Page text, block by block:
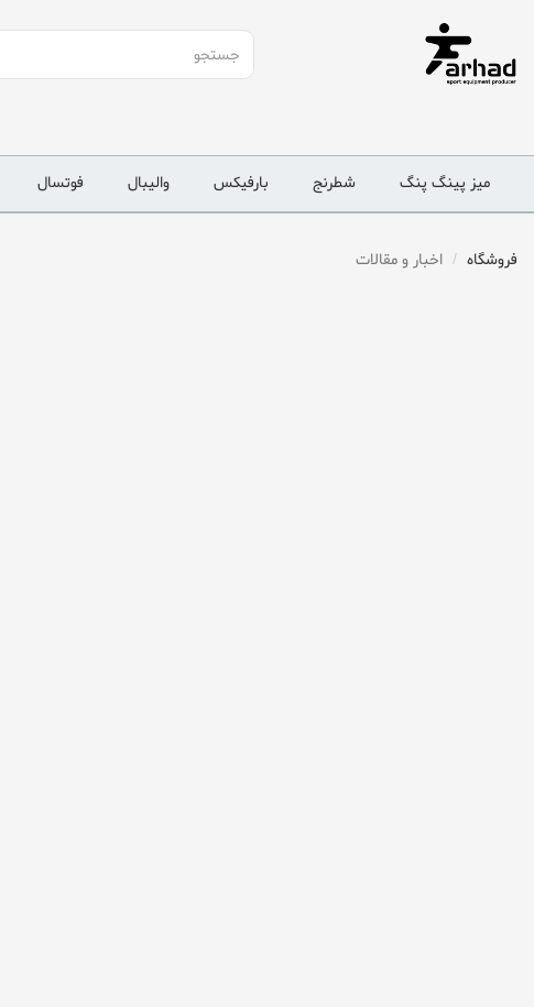
میز پینگ پنگ شطرنج بارفیکس والیبال فوتسال
فروشگاه اخبار و مقالات